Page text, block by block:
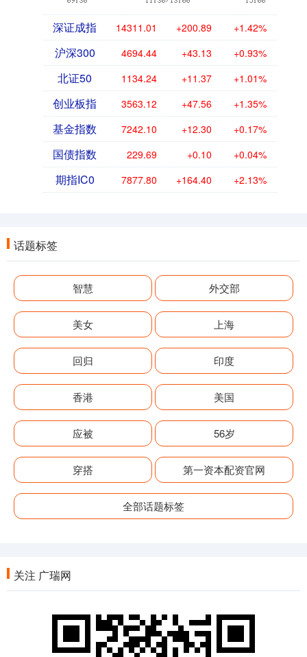
深证成指 14311.01 +200.89 +1.42%
沪深300 4694.44 +43.13 +0.93%
北证50 1134.24 +11.37 +1.01%
创业板指 3563.12 +47.56 +1.35%
基金指数 7242.10 +12.30 +0.17%
国债指数 229.69 +0.10 +0.04%
期指IC0 7877.80 +164.40 +2.13%
话题标签
智慧 外交部
美女 上海
回归 印度
香港 美国
应被 56岁
穿搭 第一资本配资官网
全部话题标签
关注 广瑞网